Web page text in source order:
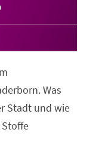
Was
Stadt und wie